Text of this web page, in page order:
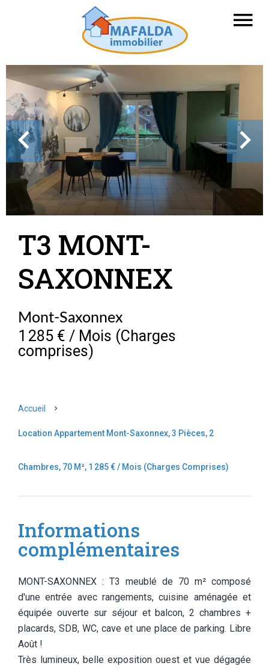
T3 MONT-
SAXONNEX
Mont-Saxonnex
1 285 € / Mois (Charges
comprises)
Accueil
Location Appartement Mont-Saxonnex, 3 Pièces, 2
Chambres, 70 M², 1 285 € / Mois (Charges Comprises)
Informations
complémentaires
MONT-SAXONNEX : T3 meublé de 70 m² composé
d'une entrée avec rangements, cuisine aménagée et
équipée ouverte sur séjour et balcon, 2 chambres +
placards, SDB, WC, cave et une place de parking. Libre
Août !
Très lumineux, belle exposition ouest et vue dégagée